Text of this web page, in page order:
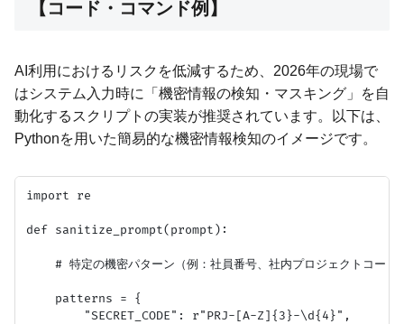
【コード・コマンド例】
AI利用におけるリスクを低減するため、2026年の現場で
はシステム入力時に「機密情報の検知・マスキング」を自
動化するスクリプトの実装が推奨されています。以下は、
Pythonを用いた簡易的な機密情報検知のイメージです。
import re
def sanitize_prompt(prompt):
# 特定の機密パターン（例：社員番号、社内プロジェクトコード
    patterns = {
        "SECRET_CODE": r"PRJ-[A-Z]{3}-\d{4}",